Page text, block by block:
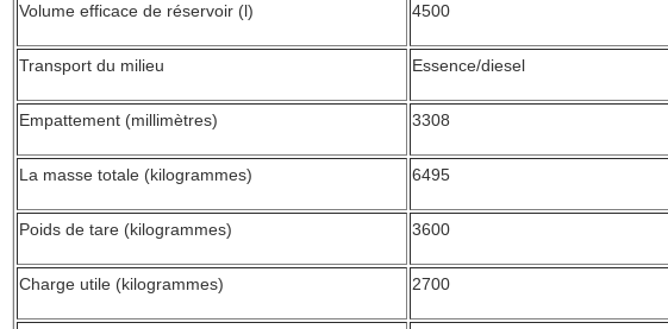
Volume efficace de réservoir (l) 4500
Transport du milieu Essence/diesel
Empattement (millimètres) 3308
La masse totale (kilogrammes) 6495
Poids de tare (kilogrammes) 3600
Charge utile (kilogrammes) 2700